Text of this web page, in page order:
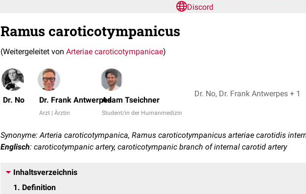
Discord
Ramus caroticotympanicus
(Weitergeleitet von Arteriae caroticotympanicae)
Dr. No Dr. Frank Antwerpes
Arzt | Ärztin
Adam Tseichner
Student/in der Humanmedizin
Dr. No, Dr. Frank Antwerpes + 1
Synonyme: Arteria caroticotympanica, Ramus caroticotympanicus arteriae carotidis
Englisch: caroticotympanic artery, caroticotympanic branch of internal carotid artery
Inhaltsverzeichnis
1
Definition